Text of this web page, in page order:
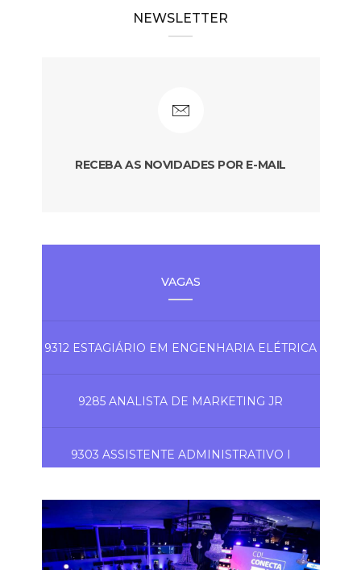
NEWSLETTER
RECEBA AS NOVIDADES POR E-MAIL
VAGAS
9312 ESTAGIÁRIO EM ENGENHARIA ELÉTRICA
9285 ANALISTA DE MARKETING JR
9303 ASSISTENTE ADMINISTRATIVO I